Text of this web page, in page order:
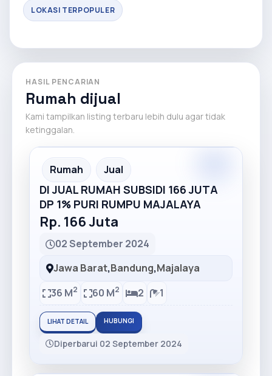
LOKASI TERPOPULER
HASIL PENCARIAN
Rumah dijual
Kami tampilkan listing terbaru lebih dulu agar tidak
ketinggalan.
Recommended
Rumah Jual
DI JUAL RUMAH SUBSIDI 166 JUTA
DP 1% PURI RUMPU MAJALAYA
Rp. 166 Juta
02 September 2024
Jawa Barat,Bandung,Majalaya
36 M2 60 M2 2 1
LIHAT DETAIL HUBUNGI
Diperbarui 02 September 2024